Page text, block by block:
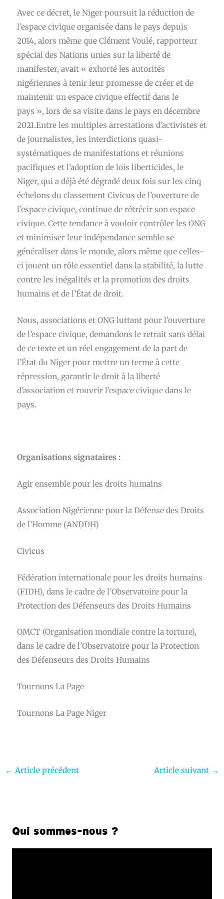
Avec ce décret, le Niger poursuit la réduction de
l’espace civique organisée dans le pays depuis
2014, alors même que Clément Voulé, rapporteur
spécial des Nations unies sur la liberté de
manifester, avait « exhorté les autorités
nigériennes à tenir leur promesse de créer et de
maintenir un espace civique effectif dans le
pays », lors de sa visite dans le pays en décembre
2021.Entre les multiples arrestations d’activistes et
de journalistes, les interdictions quasi-
systématiques de manifestations et réunions
pacifiques et l’adoption de lois liberticides, le
Niger, qui a déjà été dégradé deux fois sur les cinq
échelons du classement Civicus de l’ouverture de
l’espace civique, continue de rétrécir son espace
civique. Cette tendance à vouloir contrôler les ONG
et minimiser leur indépendance semble se
généraliser dans le monde, alors même que celles-
ci jouent un rôle essentiel dans la stabilité, la lutte
contre les inégalités et la promotion des droits
humains et de l’État de droit.
Nous, associations et ONG luttant pour l’ouverture
de l’espace civique, demandons le retrait sans délai
de ce texte et un réel engagement de la part de
l’État du Niger pour mettre un terme à cette
répression, garantir le droit à la liberté
d’association et rouvrir l’espace civique dans le
pays.
Organisations signataires :
Agir ensemble pour les droits humains
Association Nigérienne pour la Défense des Droits
de l’Homme (ANDDH)
Civicus
Fédération internationale pour les droits humains
(FIDH), dans le cadre de l’Observatoire pour la
Protection des Défenseurs des Droits Humains
OMCT (Organisation mondiale contre la torture),
dans le cadre de l’Observatoire pour la Protection
des Défenseurs des Droits Humains
Tournons La Page
Tournons La Page Niger
← Article précédent Article suivant →
Qui sommes-nous ?